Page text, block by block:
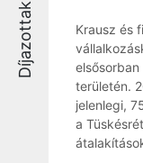
Díjazottak
Krausz és
területén.
jelenlegi,
a